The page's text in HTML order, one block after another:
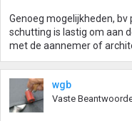
Genoeg mogelijkheden,
schutting is lastig om aan
met de aannemer of
wgb
Vaste